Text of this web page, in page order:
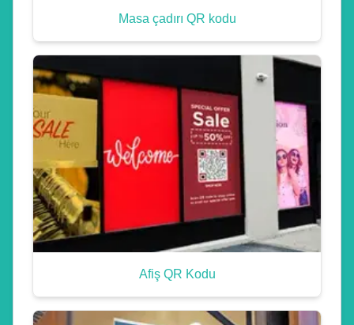
Masa çadırı QR kodu
Afiş QR Kodu